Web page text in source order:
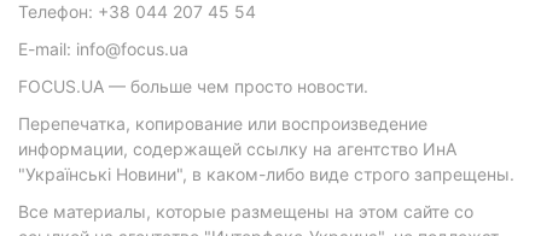
Телефон: +38 044 207 45 54
E-mail: info@focus.ua
FOCUS.UA — больше чем просто новости.
Перепечатка, копирование или воспроизведение
информации, содержащей ссылку на агентство ИнА
"Українські Новини", в каком-либо виде строго запрещены.
Все материалы, которые размещены на этом сайте со